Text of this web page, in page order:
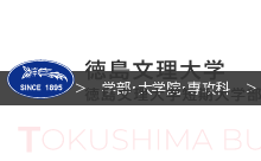
ホーム 学部・大学院・専攻科